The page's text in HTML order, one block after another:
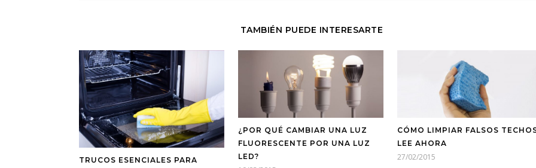
TAMBIÉN PUEDE INTERESARTE
TRUCOS ESENCIALES PARA
¿POR QUÉ CAMBIAR UNA LUZ
FLUORESCENTE POR UNA LUZ
LED?
CÓMO LIMPIAR FALSOS
LEE AHORA
27/02/2015